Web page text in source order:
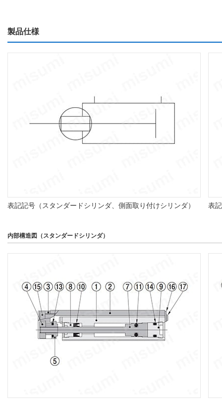
製品仕様
表記記号（スタンダードシリンダ、側面取り付けシリンダ） 表
内部構造図（スタンダードシリンダ）